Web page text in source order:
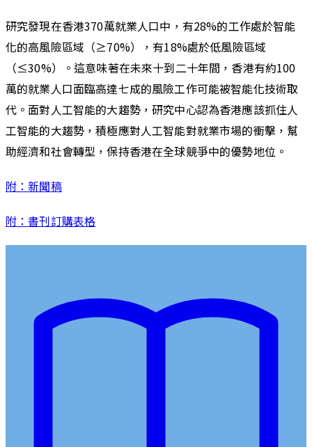
研究發現在香港370萬就業人口中，有28%的工作處於智能
化的高風險區域（≥70%），有18%處於低風險區域
（≤30%）。這意味著在未來十到二十年間，香港有約100
萬的就業人口面臨高達七成的風險工作可能被智能化技術取
代。面對人工智能的大趨勢，研究中心認為香港應該抓住人
工智能的大趨勢，積極應對人工智能對就業市場的衝擊，幫
助經濟和社會轉型，保持香港在全球競爭中的優勢地位。
附：新聞稿
附：書刊訂購表格